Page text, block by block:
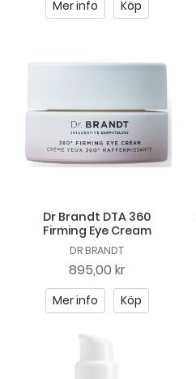
Mer info Köp
Dr Brandt DTA 360
Firming Eye Cream
DR BRANDT
895,00 kr
Mer info Köp